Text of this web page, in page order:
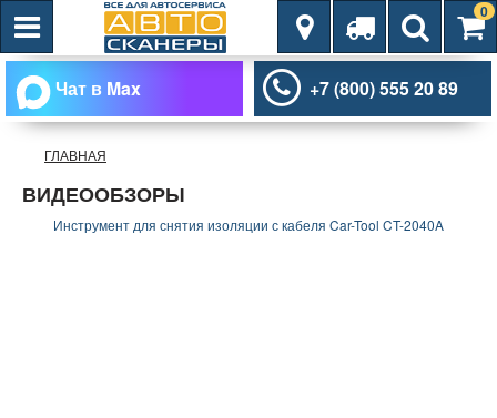
0
Чат в Max +7 (800) 555 20 89
ГЛАВНАЯ
ВИДЕООБЗОРЫ
Инструмент для снятия изоляции с кабеля Car-Tool CT-2040A